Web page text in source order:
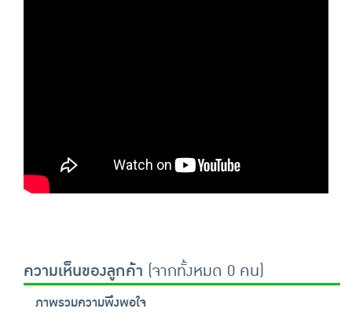
ความเห็นของลูกค้า (จากทั้งหมด 0 คน)
ภาพรวมความพึงพอใจ